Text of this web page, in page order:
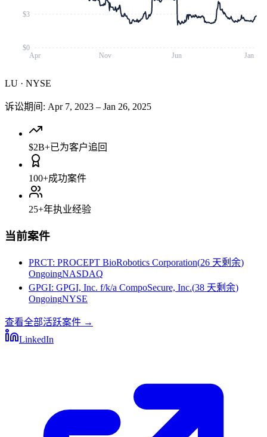
Apr Nov Jun Jan
$0
$3
LU · NYSE
诉讼期间 : Apr 7, 2023 – Jan 26, 2025
$2B+已为客户追回
100+成功案件
25+年执业经验
当前案件
PRCT: PROCEPT BioRobotics Corporation(26 天剩余)
OngoingNASDAQ
GPGI: GPGI, Inc. f/k/a CompoSecure, Inc.(38 天剩余)
OngoingNYSE
查看全部活跃案件 →
LinkedIn